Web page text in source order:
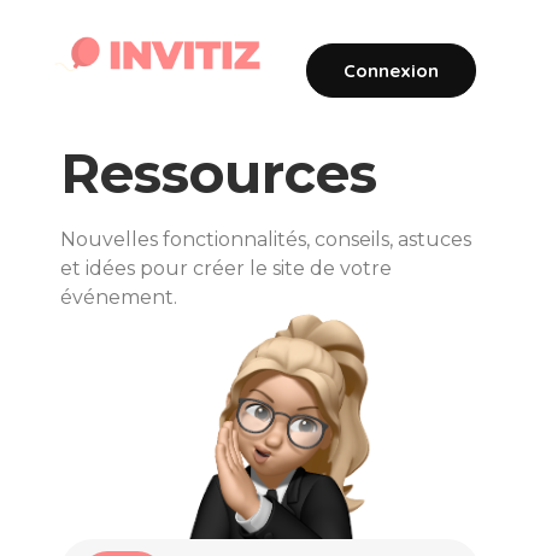
Connexion
Ressources
Nouvelles fonctionnalités, conseils, astuces
et idées pour créer le site de votre
événement.